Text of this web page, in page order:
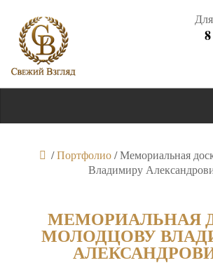
/Портфолио /Мемориальная
Владимиру
МЕМОРИАЛЬНАЯ
МОЛОДЦОВУ